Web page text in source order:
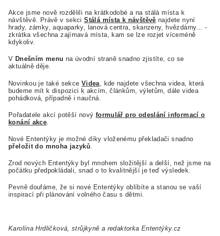
Akce jsme nově rozdělili na krátkodobé a na stálá místa k
návštěvě. Právě v sekciStálá místa k návštěvě najdete nyní
hrady, zámky, aquaparky, lanová centra, skanzeny, hvězdárny... -
zkrátka všechna zajímavá místa, kam se lze rozjet víceméně
kdykoliv.
V Dnešním menu na úvodní straně snadno zjistíte, co se
aktuálně děje.
Novinkou je také sekce Videa , kde najdete všechna videa, která
budeme mít k dispozici k akcím, článkům, výletům, dále videa
pohádková, případně i naučná.
Pořadatele akcí potěší nový formulář pro odeslání informací o
konání akce
Nové Ententýky je možné díky vloženému překladači snadno
přeložit do mnoha jazyků
Zrod nových Ententýky byl mnohem složitější a delší, než jsme na
počátku předpokládali, snad o to kvalitnější je teď výsledek.
Pevně doufáme, že si nové Ententýky oblíbíte a stanou se vaší
inspirací při plánování volného času s dětmi.
Karolína Hrdličková, strůjkyně a redaktorka Ententýky.cz